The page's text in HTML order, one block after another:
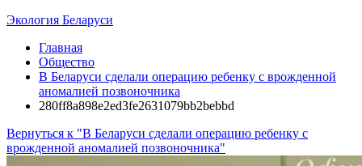
Экология Беларуси
Главная
Общество
В Беларуси сделали операцию ребенку с врожденной
аномалией позвоночника
280ff8a898e2ed3fe2631079bb2bebbd
Вернуться к "В Беларуси сделали операцию ребенку с
врожденной аномалией позвоночника"